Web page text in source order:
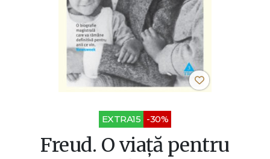
EXTRA15 -30%
Freud. O viaţă pentru